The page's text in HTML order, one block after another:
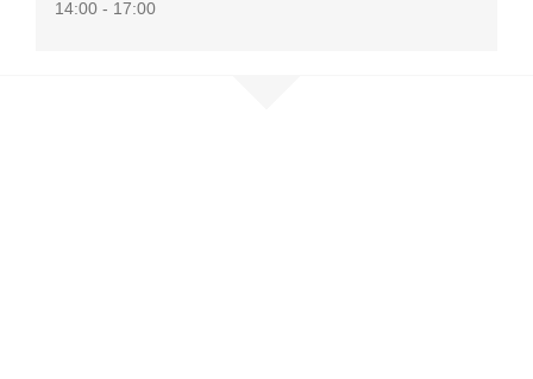
14:00 - 17:00